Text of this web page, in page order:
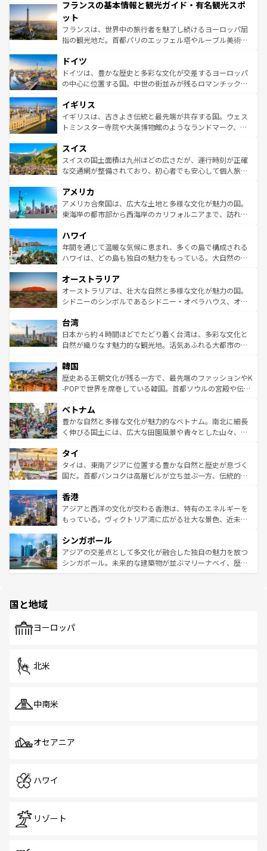
ませてくれるイタリアで、忘れられない旅をしてみよう！
なお、新着のイタリア情報は
しい。
文化が根付くこの国では、情熱的なフラメンコ、熱気あふ
れる闘牛、そして美味しいタパスが生活の一部となってい
る。首都マドリードの洗練された雰囲気や、バルセロナの
アートに溢れた街角から、地方では古代ローマ遺跡や中世
せる。地方によって風土や気候が異なるスペインはその個
性で訪れる人を魅了する。 なお、新着のスペイン情報は コ
ンテンツ一覧を参照してほしい。
フランスの基本情報と観光ガイド・有名観光スポ
ット
フランスは、世界中の旅行者を魅了し続けるヨーロッパ屈
指の観光地だ。首都パリのエッフェル塔やルーブル美術館
で、幅広い魅力が詰まっている。華麗な宮殿、歴史的な大
聖堂、美しいビーチ、そして豊かな自然が、訪れる者を心
から魅了する。また、フランスは美食の国としても知ら
いる。シャンパンの発祥地であるランス、プロヴァンスの
香り高いラベンダー畑など、多彩な楽しみ方が可能だ。さ
らに、パリ以外の地域にも魅力が溢れており、どの街角に
れる地方に足を運ぶとそれぞれで全く異なる文化を体験で
きるだろう。 なお、新着のフランス情報はコンテンツ一覧
を参照してほしい。
ドイツ
ドイツは、豊かな歴史と多彩な文化が交差するヨーロッパ
の中心に位置する国。中世の街並みが残るロマンチック街
顔を持つこの国は、どこを歩いても飽きることがない。ベ
ルリンの文化的活気、バイエルン州のアルプスの絶景、そ
してライン川沿いのワイン畑といった風景は必見。ビール
は、お酒好きな人にはぜひ体験してほしい。 なお、新着の
ドイツ情報はコンテンツ一覧を参照してほしい。
イギリス
イギリスは、古きよき伝統と最先端が共存する国。ウェス
トミンスター寺院や大英博物館のようなランドマーク、歴
リアごとに異なる魅力がある。また、優雅なアフタヌーン
ティー、ビール好きにはたまらない英国パブ、サッカー観
戦など、本場だからこそできる体験も豊富。イギリスを旅
ンツ一覧を参照してほしい。
スイス
スイスの国土面積は九州ほどの広さだが、運行時刻が正確
な交通網が整備されており、初心者でも安心して個人旅行
の建物がそのまま残る町や、スイスならではのユニークな
博物館もあり、アルプス観光だけでなく町歩きも満喫する
ことができる。国民の所得が高いため物価も高いが、旅行
ば市内交通費無料で観光を楽しむこともできる。 なお、新
着のスイス情報はコンテンツ一覧 を参照してほしい。
アメリカ
アメリカ合衆国は、広大な土地と多様な文化が魅力の国。
東海岸の都市部から西海岸のカリフォルニアまで、訪れる
のような巨大都市は、観光、ショッピング、エンターテイ
ンメントが詰まった刺激的なスポットだ。一方、アメリカ
西部には大自然が広がり、グランドキャニオンやイエロー
部のニューオーリンズでは、音楽と美食が融合した独特の
文化が魅力。旅行者はアメリカの各地域で異なる魅力を楽
しみながら、その多様性と豊かな歴史を感じることができ
ならではの贅沢な旅のスタイルだ。 なお、新着のアメリカ
情報はコンテンツ一覧を参照してほしい。
ハワイ
年間を通じて温暖な気候に恵まれ、多くの島で構成される
ハワイは、どの島も独自の魅力をもっている。大自然の神
ワイ島は見逃せない。また、定番の観光地といえばオアフ
島だが、静かな自然を求めるならマウイ島やカウアイ島が
おすすめ。エメラルドグリーンに輝く海をはじめ、豊かな
れるおもてなしの心で訪れる人々を迎えてくれるハワイの
人々、おいしいローカルフードやハワイアンミュージッ
ク、伝統的なフラダンスなど、すべてがハワイの魅力を彩
ワイを、存分に味わってほしい。 なお、新着のハワイ情報
はコンテンツ一覧を参照してほしい。
オーストラリア
オーストラリアは、壮大な自然と多様な文化が魅力の国。
シドニーのシンボルであるシドニー・オペラハウス、オー
リアリーフや大陸中央部にそびえるウルル（エアーズロッ
ク）、タスマニアの美しい原生林やケアンズの熱帯雨林な
ど、見どころがたくさん。また、カフェやワイン、オージ
いる。アクティビティも充実しており、サーフィンやダイ
ビング、ハイキングなど、アウトドア好きにはたまらな
い。オーストラリアの多彩な魅力を存分に味わいつくそ
参照してほしい。
台湾
日本から約４時間ほどでたどり着く台湾は、多彩な文化と
自然が織りなす魅力的な観光地。活気あふれる大都市の台
ン）、静ひつな山岳地帯である台湾東部など、都市の喧騒
と山間の静けさが共存しており、訪れる人に新しい発見と
驚きをもたらしてくれる。また、奥深い台湾の食文化も魅
容にもいいと評判のスイーツなど、バラエティ豊かな料理
が味わえる。 なお、新着の台湾情報は コンテンツ一覧を参
照してほしい。
韓国
歴史ある王朝文化が残る一方で、最先端のファッションやK
-POPで世界を席巻している韓国。首都ソウルの宮殿や伝統
き、地方に足を延ばせば四季折々の自然美を楽しむことが
できる。そして、キムチや焼肉、絶品のストリートフード
まで、さまざまな韓国料理が待っている。夜には、韓国な
リティに包まれながら、韓国の多彩な魅力を心ゆくまで味
わってみてほしい。 なお、新着の韓国情報はコンテンツ一
覧を参照してほしい。
ベトナム
豊かな自然と多様な文化が魅力的なベトナム。南北に細長
く伸びる国土には、広大な田園風景や青々とした山々、世
急速な発展と共に伝統が息づく。ハノイの古い町並みやホ
ーチミン市のフランス統治時代の建物も、独特の雰囲気を
醸し出している。また、バラエティの豊かさとおいしさで
とつ。フォーやバインミー、ベトナムコーヒーなどは、ぜ
ひ現地で味わいたい。どの地域を訪れてもあたたかい人々
が旅行者を迎えてくれるので、きっと忘れられない旅にな
参照してほしい。
タイ
タイは、東南アジアに位置する豊かな自然と歴史が息づく
国だ。首都バンコクは高層ビルが立ち並ぶ一方、伝統的な
の活気が交差している。北部ではチェンマイなどの山岳地
帯で自然と触れ合い、南部ではプーケットやクラビの美し
いビーチでリゾート気分を楽しむことができる。タイ料理
激する。気候は一年中温暖で、どの季節にも異なる楽しみ
が待っている。親しみやすいタイの人々、仏教を中心とし
た文化、そして多様な観光資源が、訪れる旅人を魅了し続
香港
アジアと西洋の文化が交わる香港は、特有のエネルギーを
もっている。ヴィクトリア湾に広がる壮大な景色、近未来
み、どこを訪れても感動するはず。観光スポットが密集し
ており、効率よく見どころを回れるのも魅力。息をのむよ
うな絶景から文化的な体験まで、香港を存分に楽しみ尽く
シンガポール
アジアの交差点として多文化が融合した独自の魅力を放つ
シンガポール。未来的な建築物が並ぶマリーナベイ、歴史
で、ホーカーズは地元の風情を楽しめる外せないスポット
国と地域
ヨーロッパ
北米
中南米
オセアニア
ハワイ
リゾート